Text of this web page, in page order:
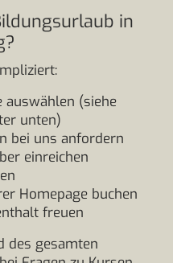
in
auswählen (siehe
unten)
bei uns anfordern
einreichen
Homepage buchen
freuen
des gesamten